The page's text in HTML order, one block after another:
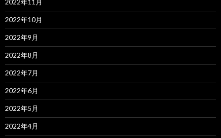
2022年11月
2022年10月
2022年9月
2022年8月
2022年7月
2022年6月
2022年5月
2022年4月